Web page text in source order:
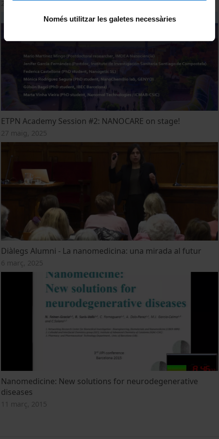
Només utilitzar les galetes necessàries
27 maig, 2025
ETPN Academy Session #2: NANOCARE on stage!
27 maig, 2025
Diàlegs Alumni - La nanomedicina: una mirada al futur
6 març, 2025
Nanomedicine: New solutions for neurodegenerative
diseases
11 març, 2015